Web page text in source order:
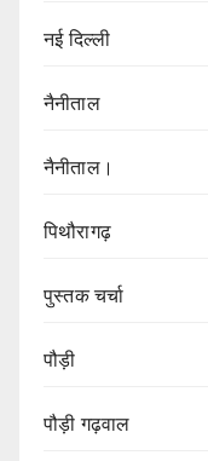
नई दिल्ली
नैनीताल
नैनीताल।
पिथौरागढ़
पुस्तक चर्चा
पौड़ी
पौड़ी गढ़वाल